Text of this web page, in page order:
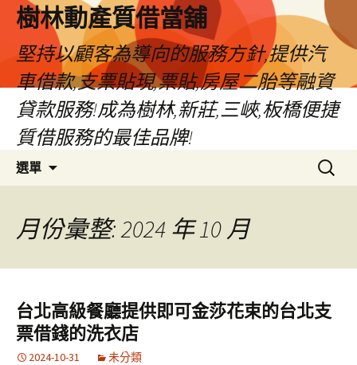
樹林動產質借當舖
堅持以顧客為導向的服務方針,提供汽
車借款,支票貼現,票貼,房屋二胎等融資
貸款服務!成為樹林,新莊,三峽,板橋便捷
質借服務的最佳品牌!
選單
要
內
搜
尋
月份彙整: 2024 年 10 月
台北高級餐廳提供即可金莎花束的台北支
票借錢的洗衣店
2024-10-31 未分類